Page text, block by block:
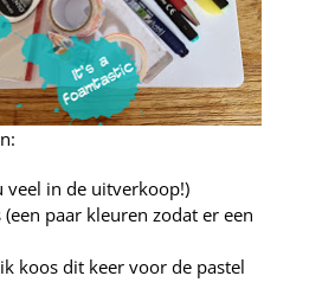
veel in de uitverkoop!)
(een paar kleuren zodat er een
koos dit keer voor de pastel